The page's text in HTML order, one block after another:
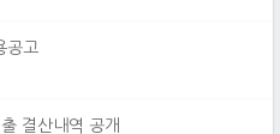
공고
결산내역 공개